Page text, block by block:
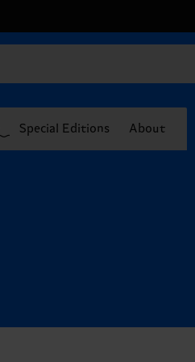
Special Editions About